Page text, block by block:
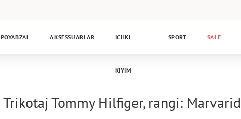
POYABZAL AKSESSUARLAR ICHKI
KIYIM
SPORT SALE
Trikotaj Tommy Hilfiger, rangi: Marvarid